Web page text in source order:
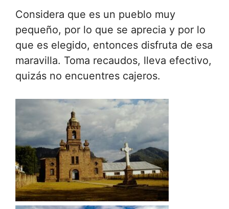
Considera que es un pueblo muy
pequeño, por lo que se aprecia y por lo
que es elegido, entonces disfruta de esa
maravilla. Toma recaudos, lleva efectivo,
quizás no encuentres cajeros.